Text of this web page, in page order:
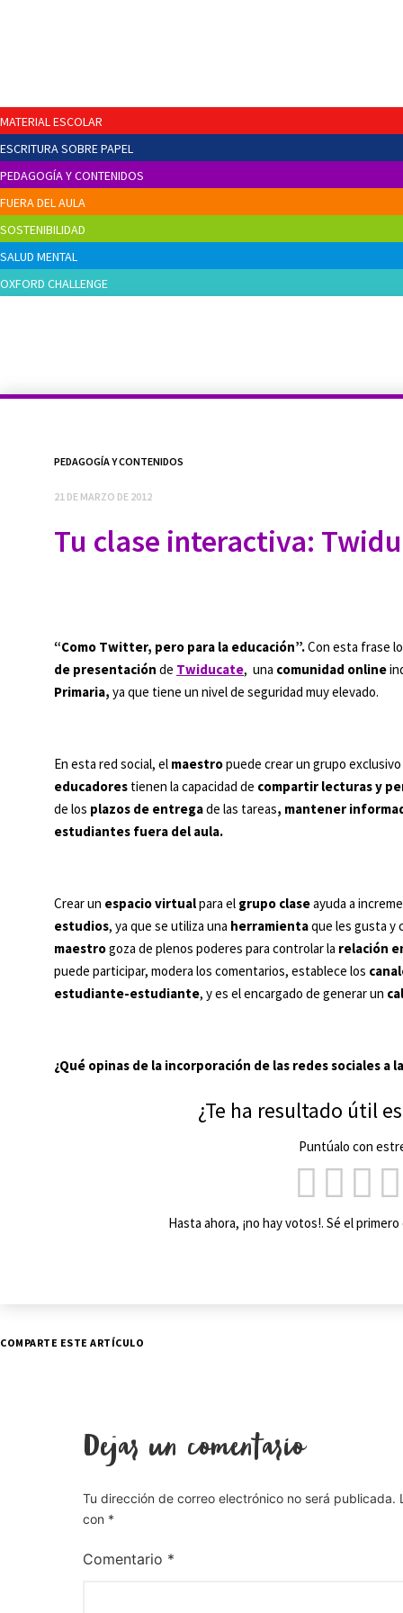
MATERIAL ESCOLAR
ESCRITURA SOBRE PAPEL
PEDAGOGÍA Y CONTENIDOS
FUERA DEL AULA
SOSTENIBILIDAD
SALUD MENTAL
OXFORD CHALLENGE
PEDAGOGÍA Y CONTENIDOS
21 DE MARZO DE 2012
Tu clase interactiva:
“Como Twitter, pero para la educación”.Con esta frase
de presentación de Twiducate, una comunidad online
Primaria, ya que tiene un nivel de seguridad muy elevado.
En esta red social, el maestropuede crear un grupo exclusivo
educadores tienen la capacidad de compartir lecturas y
de los plazos de entregade las tareas, mantener
estudiantes fuera del aula.
Crear un espacio virtualpara el grupo claseayuda a
estudios, ya que se utiliza una herramientaque les gusta y
maestrogoza de plenos poderes para controlar la relación
puede participar, modera los comentarios, establece los
estudiante-estudiante, y es el encargado de generar un
¿Qué opinas de la incorporación de las redes sociales a
¿Te ha resultado útil
Puntúalo con
Hasta ahora, ¡no hay votos!. Sé el
COMPARTE ESTE ARTÍCULO
Dejar un comentario
Tu dirección de correo electrónico no será publicada.
con *
Comentario *